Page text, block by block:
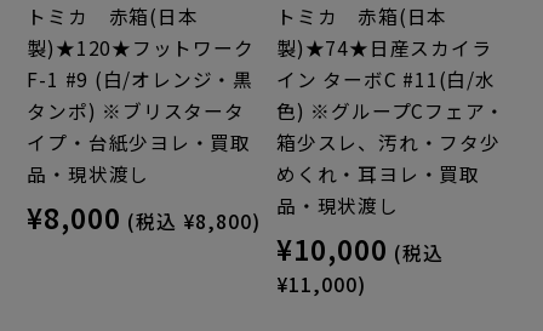
トミカ 赤箱(日本
製)★120★フットワーク
F-1 #9 (白/オレンジ・黒
タンポ) ※ブリスタータ
イプ・台紙少ヨレ・買取
品・現状渡し
¥8,000 (税込 ¥8,800)
トミカ 赤箱(日本
製)★74★日産スカイラ
イン ターボC #11(白/水
色) ※グループCフェア・
箱少スレ、汚れ・フタ少
めくれ・耳ヨレ・買取
品・現状渡し
¥10,000 (税込
¥11,000)